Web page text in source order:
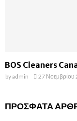
BOS Cleaners
byadmin 27 Νοεμβρίου
ΠΡΌΣΦΑΤΑ